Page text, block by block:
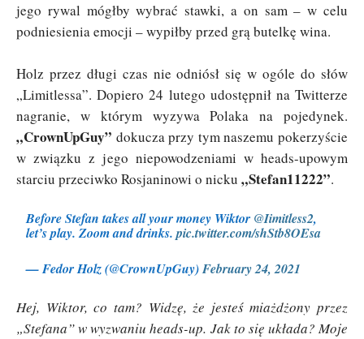
jego rywal mógłby wybrać stawki, a on sam – w celu
podniesienia emocji – wypiłby przed grą butelkę wina.
Holz przez długi czas nie odniósł się w ogóle do słów
„Limitlessa”. Dopiero 24 lutego udostępnił na Twitterze
nagranie, w którym wyzywa Polaka na pojedynek.
„CrownUpGuy” dokucza przy tym naszemu pokerzyście
w związku z jego niepowodzeniami w heads-upowym
starciu przeciwko Rosjaninowi o nicku „Stefan11222”.
Before Stefan takes all your money Wiktor @Iimitless2,
let’s play. Zoom and drinks.pic.twitter.com/shStb8OEsa
— Fedor Holz (@CrownUpGuy)February 24, 2021
Hej, Wiktor, co tam? Widzę, że jesteś miażdżony przez
„Stefana” w wyzwaniu heads-up. Jak to się układa? Moje